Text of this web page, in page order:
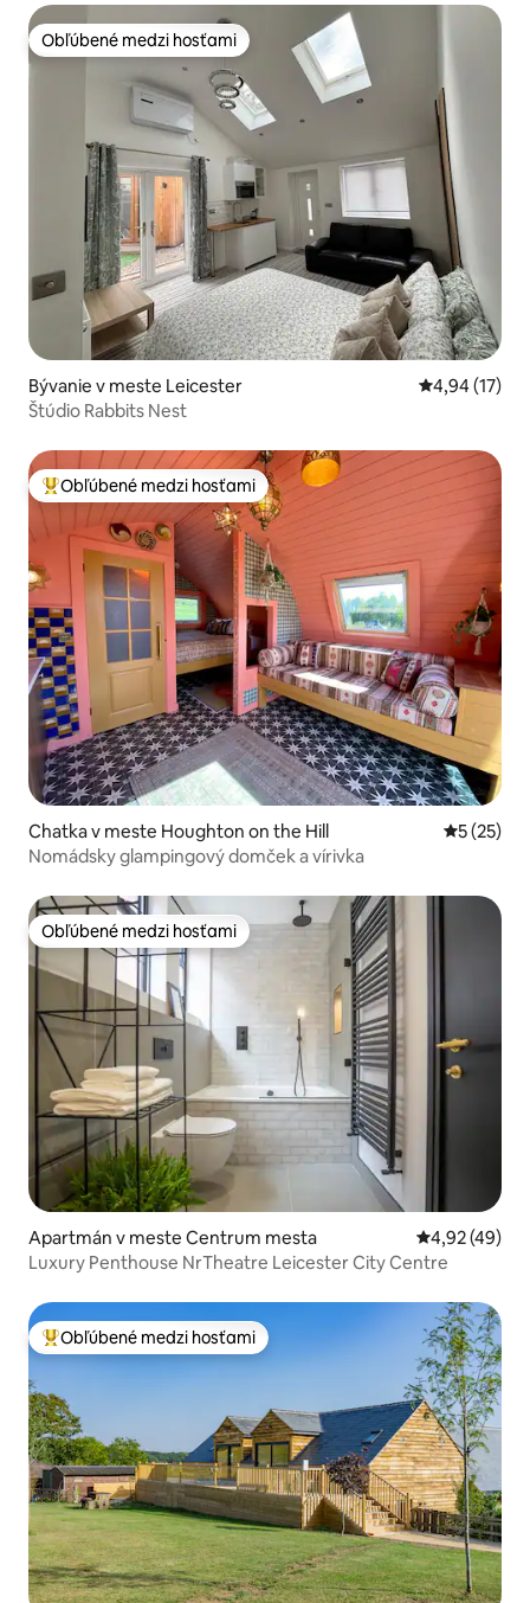
Obľúbené medzi hosťami
Obľúbené medzi hosťami
Bývanie v meste Leicester Priemerné
4,94 (17)
Štúdio Rabbits Nest
Najobľúbenejšie medzi hosťami
Obľúbené medzi hosťami
Chatka v meste Houghton on the Hill
5 (25)
Nomádsky glampingový domček a vírivka
Obľúbené medzi hosťami
Obľúbené medzi hosťami
Apartmán v meste Centrum mesta Priemerné
4,92 (49)
Luxury Penthouse NrTheatre Leicester City Centre
Najobľúbenejšie medzi hosťami
Obľúbené medzi hosťami